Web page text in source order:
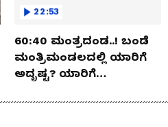
22:53
60:40 ಮಂತ್ರದಂಡ..! ಬಂಡೆ
ಮಂತ್ರಿಮಂಡಲದಲ್ಲಿ ಯಾರಿಗೆ
ಅದೃಷ್ಟ? ಯಾರಿಗೆ